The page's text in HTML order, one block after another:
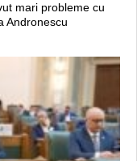
mari probleme cu
Andronescu